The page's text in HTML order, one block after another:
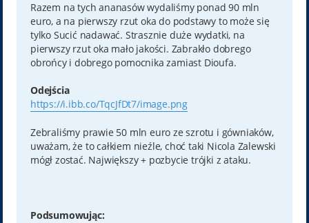
Razem na tych ananasów wydaliśmy ponad 90 mln
euro, a na pierwszy rzut oka do podstawy to może się
tylko Sucić nadawać. Strasznie duże wydatki, na
pierwszy rzut oka mało jakości. Zabrakło dobrego
obrońcy i dobrego pomocnika zamiast Dioufa.
Odejścia
https://i.ibb.co/TqcJfDt7/image.png
Zebraliśmy prawie 50 mln euro ze szrotu i gówniaków,
uważam, że to całkiem nieźle, choć taki Nicola Zalewski
mógł zostać. Największy + pozbycie trójki z ataku.
Podsumowując: